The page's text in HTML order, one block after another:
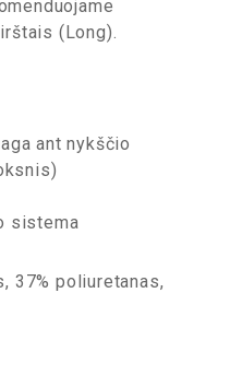
(Long).
ant nykščio
sistema
37% poliuretanas,